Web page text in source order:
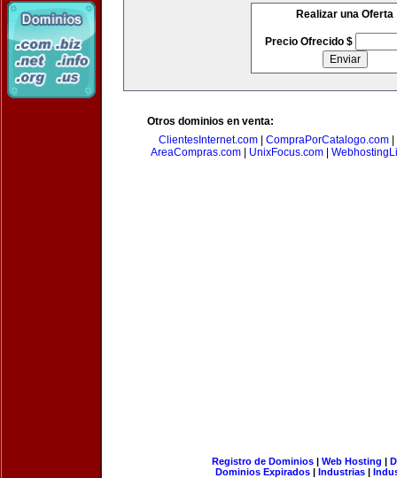
Realizar una Oferta
Precio Ofrecido $
Otros dominios en venta:
ClientesInternet.com
CompraPorCatalogo.com
AreaCompras.com
UnixFocus.com
Registro de Dominios| Web Hosting |
Dominios Expirados | Industrias |